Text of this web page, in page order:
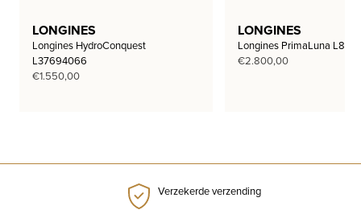
LONGINES
Longines HydroConquest
L37694066
€1.550,00
LONGINES
Longines PrimaLuna
€2.800,00
Verzekerde verzending